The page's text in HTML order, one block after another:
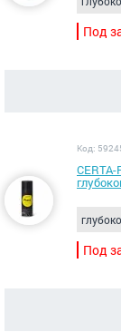
Под
Код:
Под